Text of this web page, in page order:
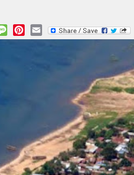
MessagePinterest
Email